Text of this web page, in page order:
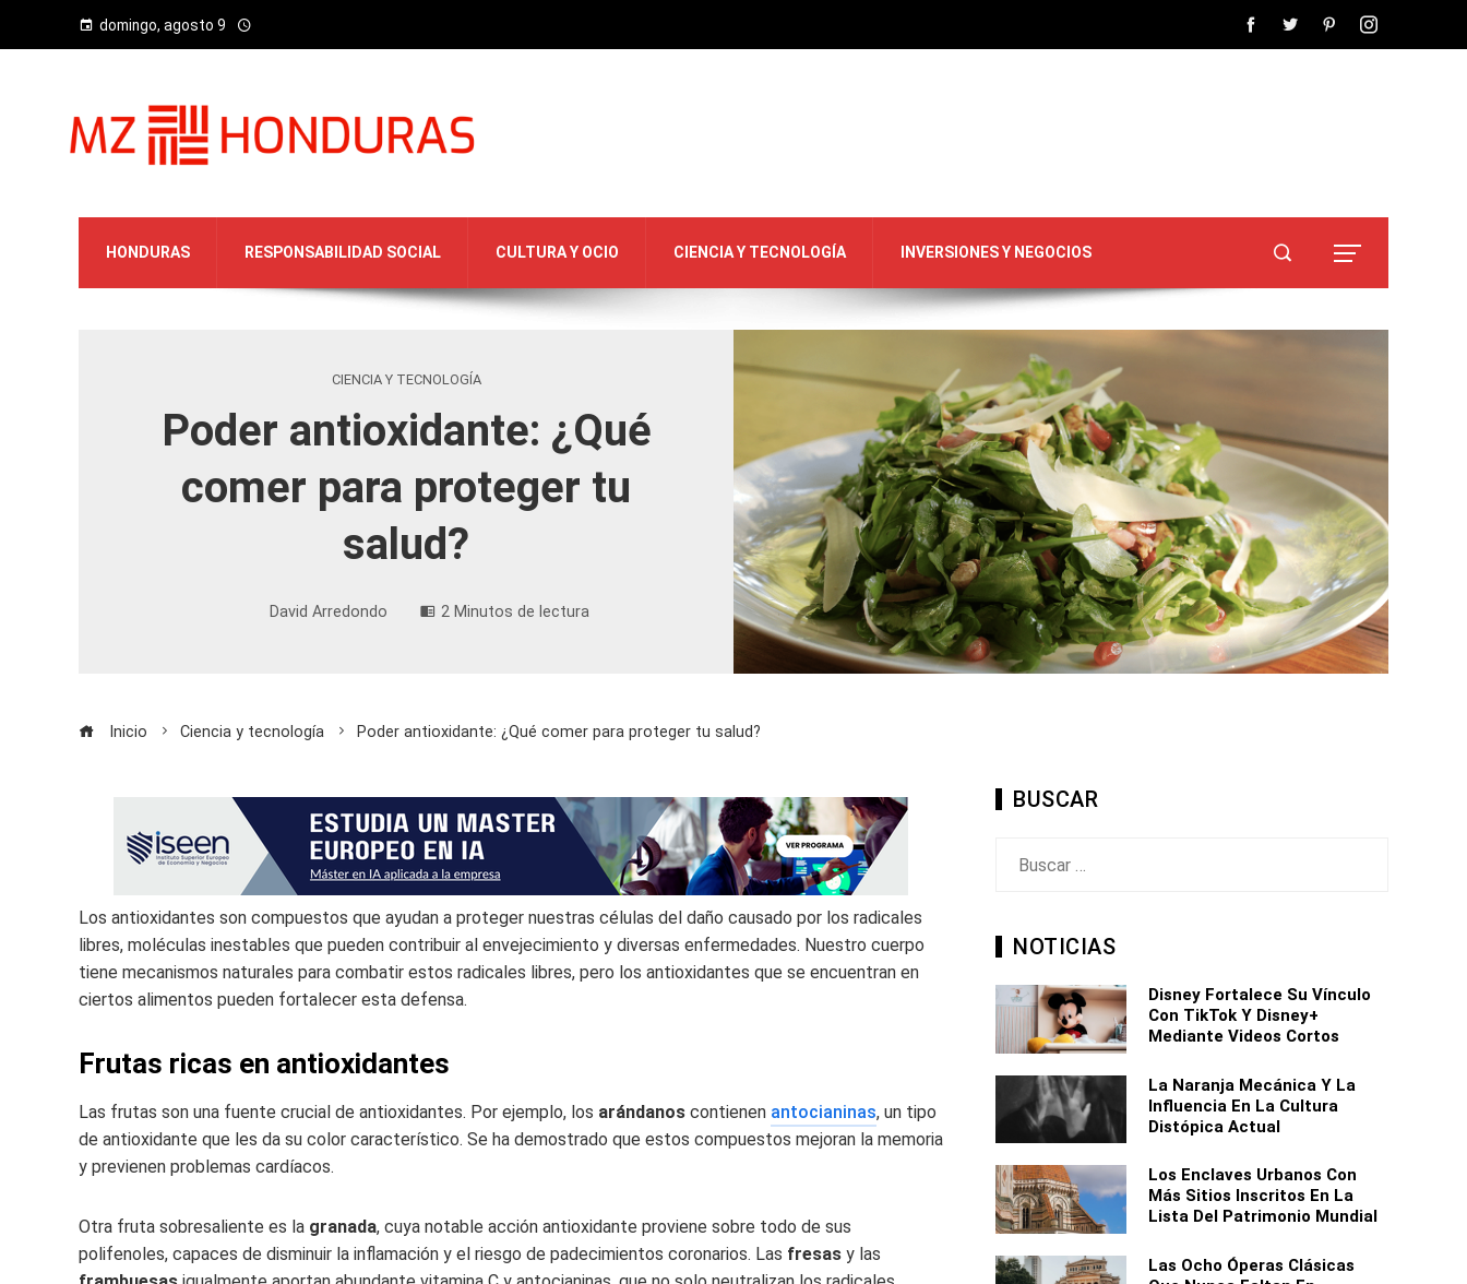
domingo, agosto 9
HONDURAS RESPONSABILIDAD SOCIAL CULTURA Y OCIO CIENCIA Y TECNOLOGÍA INVERSIONES Y NEGOCIOS
CIENCIA Y TECNOLOGÍA
Poder antioxidante: ¿Qué
comer para proteger tu
salud?
David Arredondo 2 Minutos de lectura
Inicio Ciencia y tecnología Poder antioxidante: ¿Qué comer para proteger tu salud?
Los antioxidantes son compuestos que ayudan a proteger nuestras células del daño causado por los radicales
libres, moléculas inestables que pueden contribuir al envejecimiento y diversas enfermedades. Nuestro cuerpo
tiene mecanismos naturales para combatir estos radicales libres, pero los antioxidantes que se encuentran en
ciertos alimentos pueden fortalecer esta defensa.
Frutas ricas en antioxidantes
Las frutas son una fuente crucial de antioxidantes. Por ejemplo, los arándanos contienen antocianinas, un tipo
de antioxidante que les da su color característico. Se ha demostrado que estos compuestos mejoran la memoria
y previenen problemas cardíacos.
Otra fruta sobresaliente es la granada, cuya notable acción antioxidante proviene sobre todo de sus
polifenoles, capaces de disminuir la inflamación y el riesgo de padecimientos coronarios. Las fresas y las
BUSCAR
NOTICIAS
Disney Fortalece Su Vínculo
Con TikTok Y Disney+
Mediante Videos Cortos
La Naranja Mecánica Y La
Influencia En La Cultura
Distópica Actual
Los Enclaves Urbanos Con
Más Sitios Inscritos En La
Lista Del Patrimonio Mundial
Las Ocho Óperas Clásicas